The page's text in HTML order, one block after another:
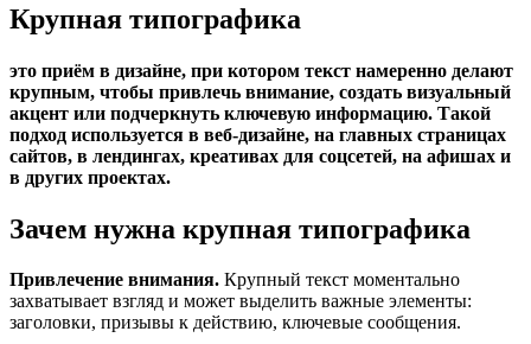
Крупная типографика
это приём в дизайне, при котором текст намеренно делают
крупным, чтобы привлечь внимание, создать визуальный
акцент или подчеркнуть ключевую информацию. Такой
подход используется в веб-дизайне, на главных страницах
сайтов, в лендингах, креативах для соцсетей, на афишах и
в других проектах.
Зачем нужна крупная типографика
Привлечение внимания. Крупный текст моментально
захватывает взгляд и может выделить важные элементы:
заголовки, призывы к действию, ключевые сообщения.